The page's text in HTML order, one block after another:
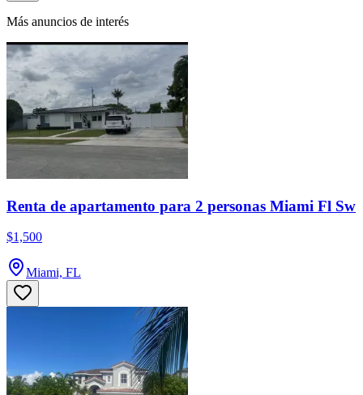
Más anuncios de interés
Renta de apartamento para 2 personas Miami Fl Sw
$1,500
Miami, FL